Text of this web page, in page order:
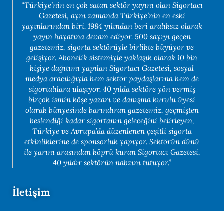
“Türkiye’nin en çok satan sektör yayını olan Sigortacı
Gazetesi, aynı zamanda Türkiye’nin en eski
yayınlarından biri. 1984 yılından beri aralıksız olarak
yayın hayatına devam ediyor. 500 sayıyı geçen
gazetemiz, sigorta sektörüyle birlikte büyüyor ve
gelişiyor. Abonelik sistemiyle yaklaşık olarak 10 bin
kişiye dağıtımı yapılan Sigortacı Gazetesi, sosyal
medya aracılığıyla hem sektör paydaşlarına hem de
sigortalılara ulaşıyor. 40 yılda sektöre yön vermiş
birçok ismin köşe yazarı ve danışma kurulu üyesi
olarak bünyesinde barındıran gazetemiz, geçmişten
beslendiği kadar sigortanın geleceğini belirleyen,
Türkiye ve Avrupa’da düzenlenen çeşitli sigorta
etkinliklerine de sponsorluk yapıyor. Sektörün dünü
ile yarını arasından köprü kuran Sigortacı Gazetesi,
40 yıldır sektörün nabzını tutuyor.”
İletişim